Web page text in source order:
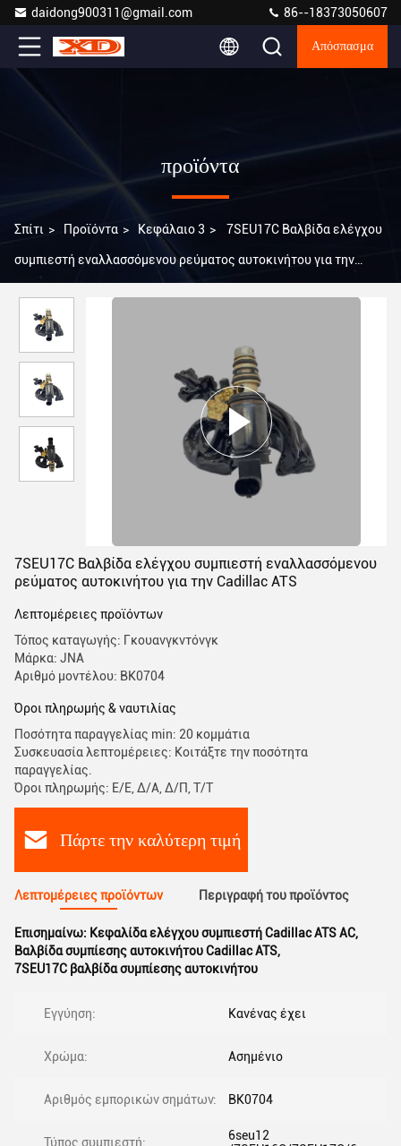
daidong900311@gmail.com 86--18373050607
Απόσπασμα
προϊόντα
Σπίτι > Προϊόντα > Κεφάλαιο 3 > 7SEU17C Βαλβίδα ελέγχου
συμπιεστή εναλλασσόμενου ρεύματος αυτοκινήτου για την
7SEU17C Βαλβίδα ελέγχου συμπιεστή εναλλασσόμενου
ρεύματος αυτοκινήτου για την Cadillac ATS
Λεπτομέρειες προϊόντων
Τόπος καταγωγής: Γκουανγκντόνγκ
Μάρκα: JNA
Αριθμό μοντέλου: BK0704
Όροι πληρωμής & ναυτιλίας
Ποσότητα παραγγελίας min: 20 κομμάτια
Συσκευασία λεπτομέρειες: Κοιτάξτε την ποσότητα
παραγγελίας.
Όροι πληρωμής: Ε/Ε, Δ/Α, Δ/Π, Τ/Τ
Πάρτε την καλύτερη τιμή
Λεπτομέρειες προϊόντων Περιγραφή του προϊόντος
Επισημαίνω: Κεφαλίδα ελέγχου συμπιεστή Cadillac ATS AC,
Βαλβίδα συμπίεσης αυτοκινήτου Cadillac ATS,
7SEU17C βαλβίδα συμπίεσης αυτοκινήτου
Εγγύηση: Κανένας έχει
Χρώμα: Ασημένιο
Αριθμός εμπορικών σημάτων: BK0704
Τύπος συμπιεστή:
6seu12